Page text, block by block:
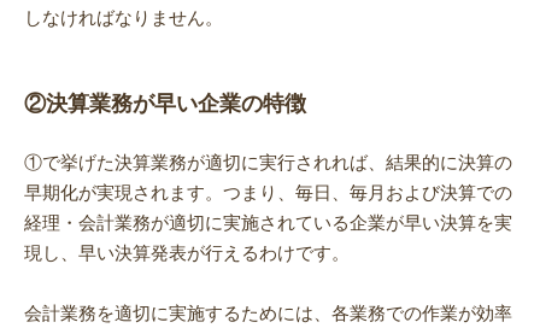
しなければなりません。
②決算業務が早い企業の特徴
①で挙げた決算業務が適切に実行されれば、結果的に決算の
早期化が実現されます。つまり、毎日、毎月および決算での
経理・会計業務が適切に実施されている企業が早い決算を実
現し、早い決算発表が行えるわけです。
会計業務を適切に実施するためには、各業務での作業が効率